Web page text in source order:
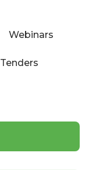
Webinars
Tenders